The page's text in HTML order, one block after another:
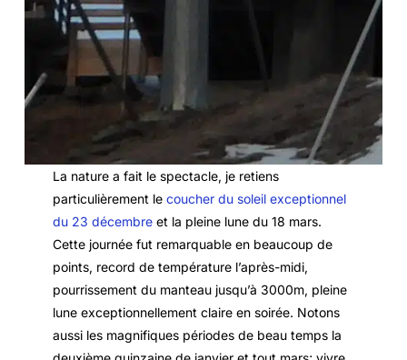
La nature a fait le spectacle, je retiens
particulièrement lecoucher du soleil exceptionnel
du 23 décembre et la pleine lune du 18 mars.
Cette journée fut remarquable en beaucoup de
points, record de température l’après-midi,
pourrissement du manteau jusqu’à 3000m, pleine
lune exceptionnellement claire en soirée. Notons
aussi les magnifiques périodes de beau temps la